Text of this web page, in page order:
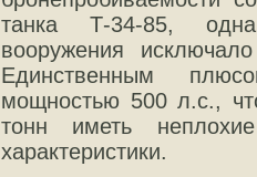
танка Т-34-85,
вооружения
Единственным
мощностью 500 л.с.,
тонн иметь
характеристики.